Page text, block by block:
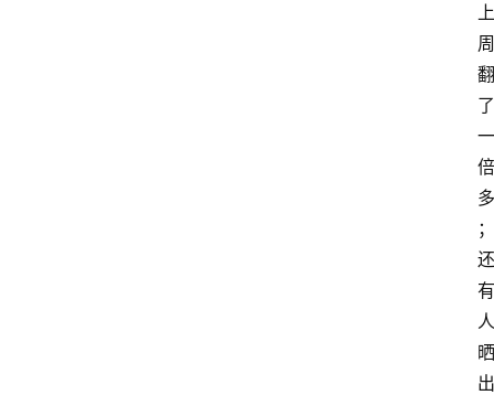
上
周
翻
了
一
倍
多
；
还
有
人
晒
出